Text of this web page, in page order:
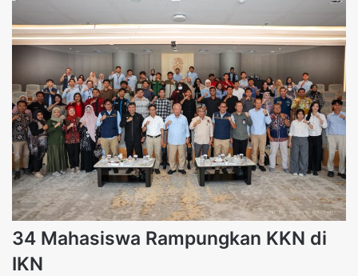
34 Mahasiswa Rampungkan KKN di
IKN